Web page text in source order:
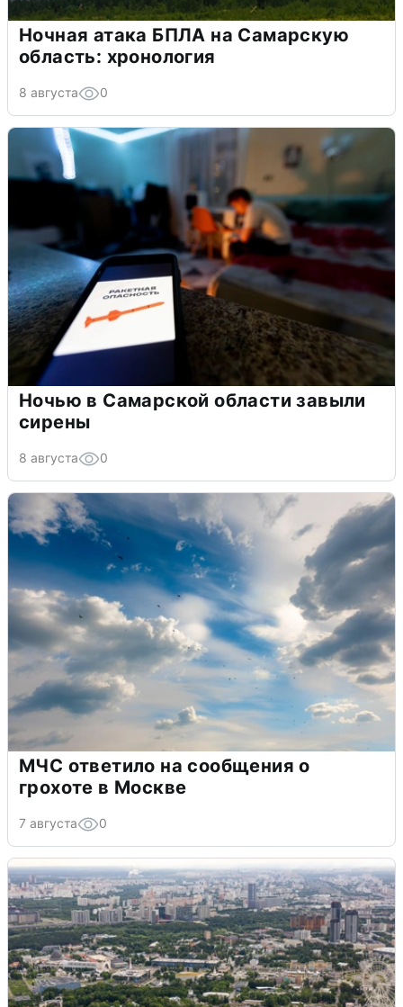
Ночная атака БПЛА на Самарскую
область: хронология
8 августа 0
Ночью в Самарской области завыли
сирены
8 августа 0
МЧС ответило на сообщения о
грохоте в Москве
7 августа 0